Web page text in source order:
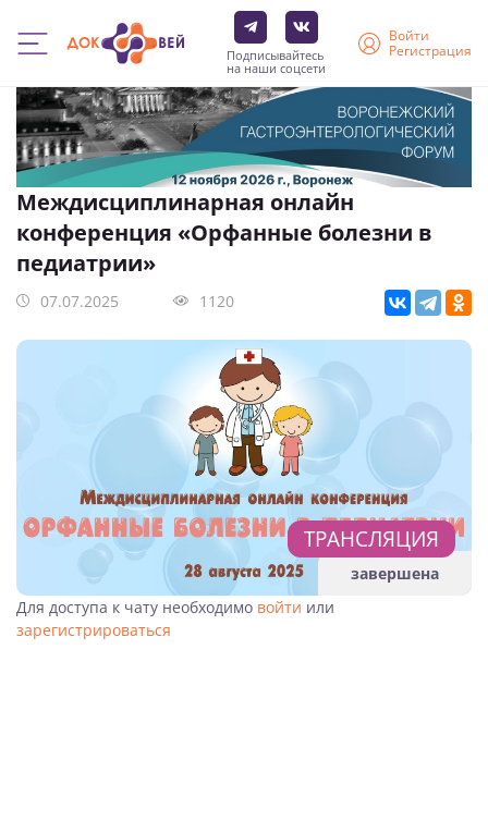
Перейти
основному
содержанию
Подписывайтесь
на наши соцсети
Войти
Регистрация
Междисциплинарная онлайн
конференция «Орфанные болезни в
педиатрии»
07.07.2025 1120
ТРАНСЛЯЦИЯ
завершена
Для доступа к чату необходимо войти или
зарегистрироваться